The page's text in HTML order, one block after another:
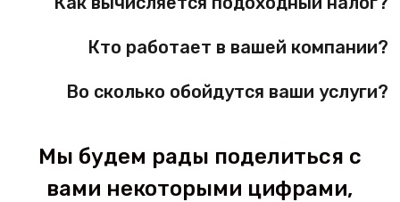
Кто работает в вашей компании?
Во сколько обойдутся ваши услуги?
Мы будем рады поделиться с
вами некоторыми цифрами,